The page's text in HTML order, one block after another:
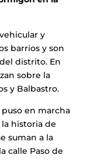
y
barrios y son
distrito. En
sobre la
y Balbastro.
en marcha
historia de
suman a la
calle Paso de